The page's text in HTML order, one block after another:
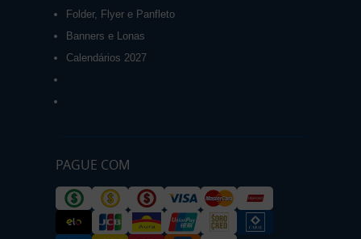
Folder, Flyer e Panfleto
Banners e Lonas
Calendários 2027
PAGUE COM